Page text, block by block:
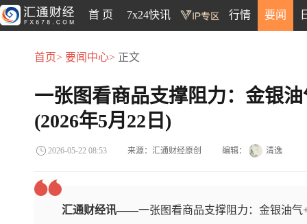
首 页 7x24快讯 行情 要闻
首页> 要闻中心> 正文
一张图看商品支撑阻力：金银
(2026年5月22日)
2026-05-22 08:53 来源：汇通财经原创 编辑： 清逸
汇通财经讯——一张图看商品支撑阻力：金银油气